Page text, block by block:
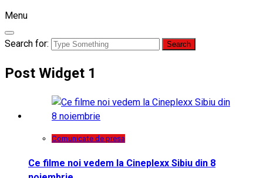
Menu
Search for:
Post Widget 1
Comunicate de presa
Ce filme noi vedem la Cineplexx Sibiu din 8